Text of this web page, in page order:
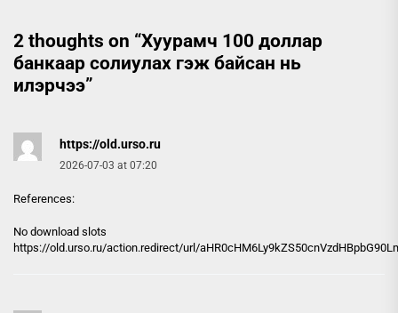
2 thoughts on “Хуурамч 100 доллар
банкаар солиулах гэж байсан нь
илэрчээ”
https://old.urso.ru
2026-07-03 at 07:20
References:
No download slots
https://old.urso.ru/action.redirect/url/